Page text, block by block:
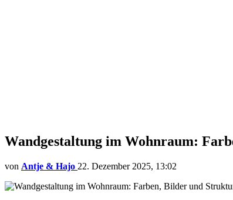
Wandgestaltung im Wohnraum:
von Antje & Hajo 22. Dezember 2025, 13:02